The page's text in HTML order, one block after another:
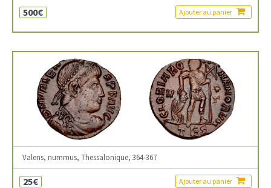
500€ Ajouter au panier
Valens, nummus, Thessalonique, 364-367
25€ Ajouter au panier